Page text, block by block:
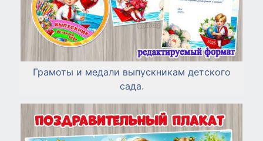
Грамоты и медали выпускникам детского
сада.